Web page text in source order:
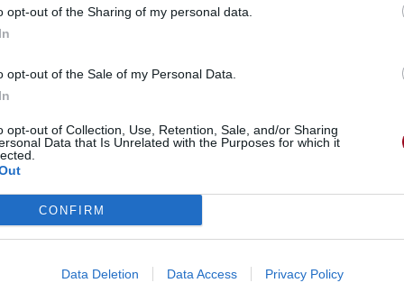
opt-out of the Sharing of my personal data.
opt-out of the Sale of my Personal Data.
opt-out of Collection, Use, Retention, Sale, and/or Sharing
Data that Is Unrelated with the Purposes for which it
CONFIRM
Data Deletion Data Access Privacy Policy
à 8h28.